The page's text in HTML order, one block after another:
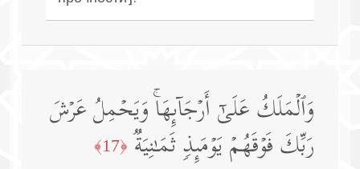
وَٱلۡمَلَكُ عَلَىٰۤ أَرۡجَاۤىِٕهَاۚ وَیَحۡمِلُ عَرۡشَ
رَبِّكَ فَوۡقَهُمۡ یَوۡمَىِٕذࣲ ثَمَـٰنِیَةࣱ ﴿17﴾